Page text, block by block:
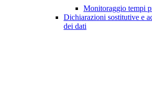
Monitoraggio tempi
Dichiarazioni sostitutive e
dei dati